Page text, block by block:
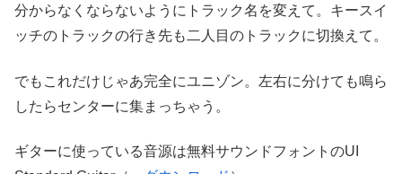
分からなくならないようにトラック名を変えて。キースイ
ッチのトラックの行き先も二人目のトラックに切換えて。
でもこれだけじゃあ完全にユニゾン。左右に分けても鳴ら
したらセンターに集まっちゃう。
ギターに使っている音源は無料サウンドフォントのUI